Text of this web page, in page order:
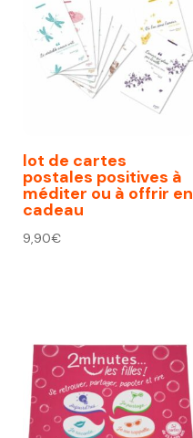
lot de cartes
postales positives à
méditer ou à offrir en
cadeau
9,90€